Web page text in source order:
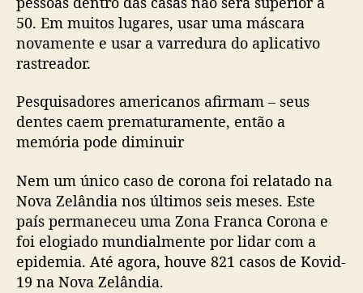
50. Em muitos lugares, usar uma máscara
novamente e usar a varredura do aplicativo
rastreador.
Pesquisadores americanos afirmam – seus
dentes caem prematuramente, então a
memória pode diminuir
Nem um único caso de corona foi relatado na
Nova Zelândia nos últimos seis meses. Este
país permaneceu uma Zona Franca Corona e
foi elogiado mundialmente por lidar com a
epidemia. Até agora, houve 821 casos de Kovid-
19 na Nova Zelândia.